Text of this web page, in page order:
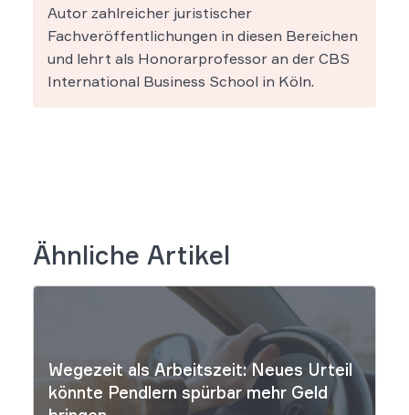
Autor zahlreicher juristischer
Fachveröffentlichungen in diesen Bereichen
und lehrt als Honorarprofessor an der CBS
International Business School in Köln.
Ähnliche Artikel
Wegezeit als Arbeitszeit: Neues Urteil
könnte Pendlern spürbar mehr Geld